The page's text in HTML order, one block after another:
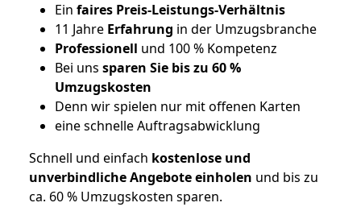
Ein faires Preis-Leistungs-Verhältnis
11 Jahre Erfahrung in der Umzugsbranche
Professionell und 100 % Kompetenz
Bei uns sparen Sie bis zu 60 %
Umzugskosten
Denn wir spielen nur mit offenen Karten
eine schnelle Auftragsabwicklung
Schnell und einfach kostenlose und
unverbindliche Angebote einholen und bis zu
ca. 60 % Umzugskosten sparen.